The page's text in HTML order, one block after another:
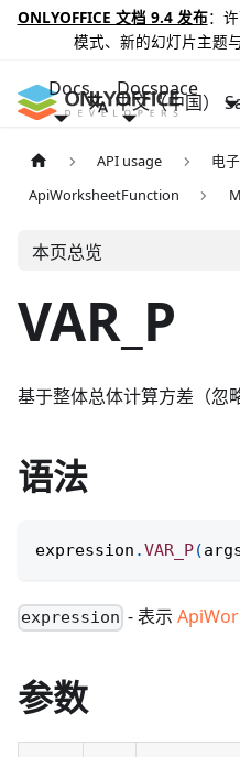
ONLYOFFICE 文档 9.4 发布：
模式、新的幻灯片主题
Docs Docspace
中文（中国）
API usage
电
ApiWorksheetFunction
本页总览
VAR_P
基于整体总体计算方差（忽
语法
expression .VAR_P(
expression - 表示
参数